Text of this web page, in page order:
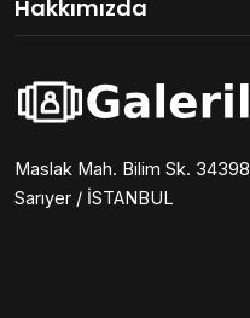
Hakkımızda
Maslak Mah. Bilim Sk. 34398
Sarıyer / İSTANBUL